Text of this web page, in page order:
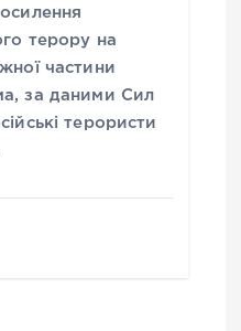
терору на
частини
за даними Сил
терористи